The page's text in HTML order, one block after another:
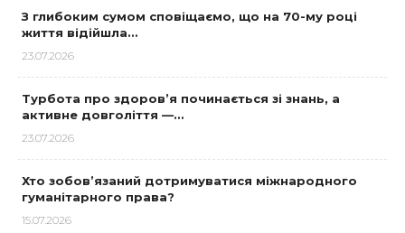
З глибоким сумом сповіщаємо, що на 70-му році
життя відійшла…
23.07.2026
Турбота про здоров’я починається зі знань, а
активне довголіття —…
23.07.2026
Хто зобов’язаний дотримуватися міжнародного
гуманітарного права?
15.07.2026